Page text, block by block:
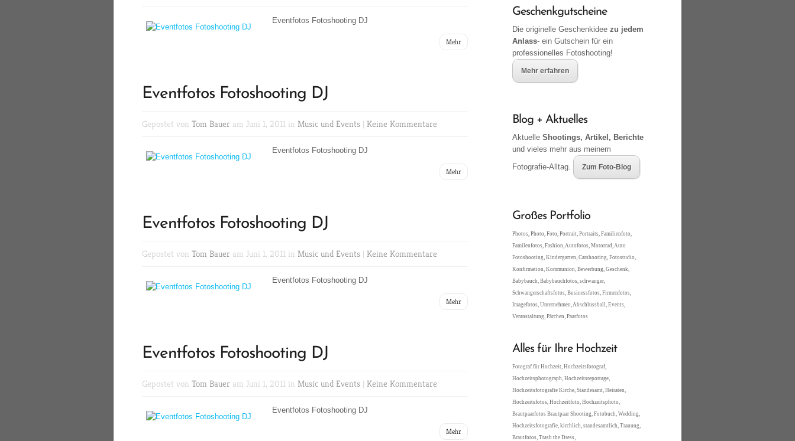
Eventfotos Fotoshooting DJ
Mehr
Eventfotos Fotoshooting DJ
Gepostet von Tom Bauer am Juni 1, 2011 in Music und Events | Keine Kommentare
Eventfotos Fotoshooting DJ
Mehr
Eventfotos Fotoshooting DJ
Gepostet von Tom Bauer am Juni 1, 2011 in Music und Events | Keine Kommentare
Eventfotos Fotoshooting DJ
Mehr
Eventfotos Fotoshooting DJ
Gepostet von Tom Bauer am Juni 1, 2011 in Music und Events | Keine Kommentare
Eventfotos Fotoshooting DJ
Mehr
Geschenkgutscheine
Die originelle Geschenkidee zu jedem
Anlass- ein Gutschein für ein
professionelles Fotoshooting!
Mehr erfahren
Blog + Aktuelles
Aktuelle Shootings, Artikel, Berichte
und vieles mehr aus meinem
Fotografie-Alltag.
Zum Foto-Blog
Großes Portfolio
Photos, Photo, Foto, Portrait, Portraits, Familienfoto,
Familenfotos, Fashion, Autofotos, Motorrad, Auto
Fotoshooting, Kindergarten, Carshooting, Fotostudio,
Konfirmation, Kommunion, Bewerbung, Geschenk,
Babybauch, Babybauchfotos, schwanger,
Schwangerschaftsfotos, Businessfotos, Firmenfotos,
Imagefotos, Unternehmen, Abschlussball, Events,
Veranstaltung, Pärchen, Paarfotos
Alles für Ihre Hochzeit
Fotograf für Hochzeit, Hochzeitsfotograf,
Hochzeitsphotograph, Hochzeitsreportage,
Hochzeitsfotografie Kirche, Standesamt, Heiraten,
Hochzeitsfotos, Hochzeitfoto, Hochzeitsphoto,
Brautpaarfotos Brautpaar Shooting, Fotobuch, Wedding,
Hochzeitsfotografie, kirchlich, standesamtlich, Trauung,
Brautfotos, Trash the Dress,